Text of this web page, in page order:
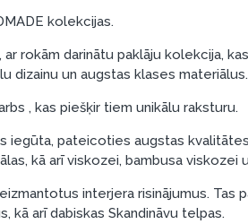
kolekcijas.
rokām darinātu paklāju kolekcija,
dizainu un augstas klases materiālus.
, kas piešķir tiem unikālu raksturu.
iegūta, pateicoties augstas
kā arī viskozei, bambusa viskozei
interjera risinājumus. Tas
kā arī dabiskas Skandināvu telpas.